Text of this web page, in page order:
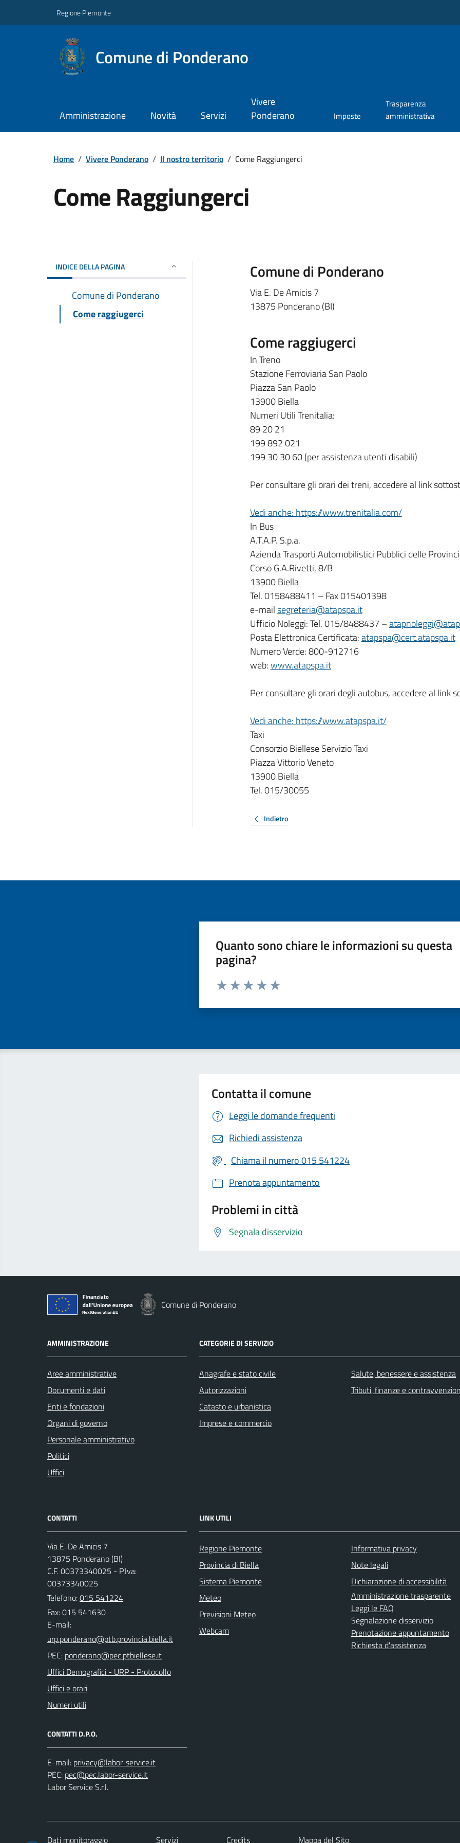
Regione Piemonte
Comune di Ponderano
Amministrazione Novità Servizi
Vivere
Ponderano
Imposte
Trasparenza
amministrativa
Home / Vivere Ponderano / Il nostro territorio / Come Raggiungerci
Come Raggiungerci
INDICE DELLA PAGINA
Comune di Ponderano
Come raggiugerci
Comune di Ponderano
Via E. De Amicis 7
13875 Ponderano (BI)
Come raggiugerci
In Treno
Stazione Ferroviaria San Paolo
Piazza San Paolo
13900 Biella
Numeri Utili Trenitalia:
89 20 21
199 892 021
199 30 30 60 (per assistenza utenti disabili)
Per consultare gli orari dei treni, accedere al link
Vedi anche: https://www.trenitalia.com/
In Bus
A.T.A.P. S.p.a.
Azienda Trasporti Automobilistici Pubblici delle
Corso G.A.Rivetti, 8/B
13900 Biella
Tel. 0158488411 – Fax 015401398
e-mailsegreteria@atapspa.it
Ufficio Noleggi: Tel. 015/8488437 –
Posta Elettronica Certificata:atapspa@cert.atapspa.it
Numero Verde: 800-912716
web:www.atapspa.it
Per consultare gli orari degli autobus, accedere al link
Vedi anche: https://www.atapspa.it/
Taxi
Consorzio Biellese Servizio Taxi
Piazza Vittorio Veneto
13900 Biella
Tel. 015/30055
Indietro
Quanto sono chiare le informazioni su questa
pagina?
Valuta da 1 a 5 stelle la pagina
Contatta il comune
Leggi le domande frequenti
Richiedi assistenza
Chiama il numero 015 541224
Prenota appuntamento
Problemi in città
Segnala disservizio
Comune di Ponderano
AMMINISTRAZIONE
Aree amministrative
Documenti e dati
Enti e fondazioni
Organi di governo
Personale amministrativo
Politici
Uffici
CATEGORIE DI SERVIZIO
Anagrafe e stato civile
Autorizzazioni
Catasto e urbanistica
Imprese e commercio
Salute, benessere e assistenza
Tributi, finanze e
CONTATTI
Via E. De Amicis 7
13875 Ponderano (BI)
C.F. 00373340025 - P.Iva:
00373340025
Telefono:015 541224
Fax: 015 541630
E-mail:
PEC:
Uffici Demografici - URP - Protocollo
Uffici e orari
Numeri utili
CONTATTI D.P.O.
E-mail:
PEC:
Labor Service S.r.l.
LINK UTILI
Regione Piemonte
Provincia di Biella
Sistema Piemonte
Meteo
Previsioni Meteo
Webcam
Informativa privacy
Note legali
Dichiarazione di accessibilità
Amministrazione trasparente
Leggi le FAQ
Segnalazione disservizio
Prenotazione appuntamento
Richiesta d'assistenza
Dati monitoraggio Servizi Credits Mappa del Sito